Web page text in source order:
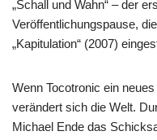
„Schall und Wahn“ – der
Veröffentlichungspause,
„Kapitulation“ (2007)
Wenn Tocotronic ein
verändert sich die Welt.
Michael Ende das